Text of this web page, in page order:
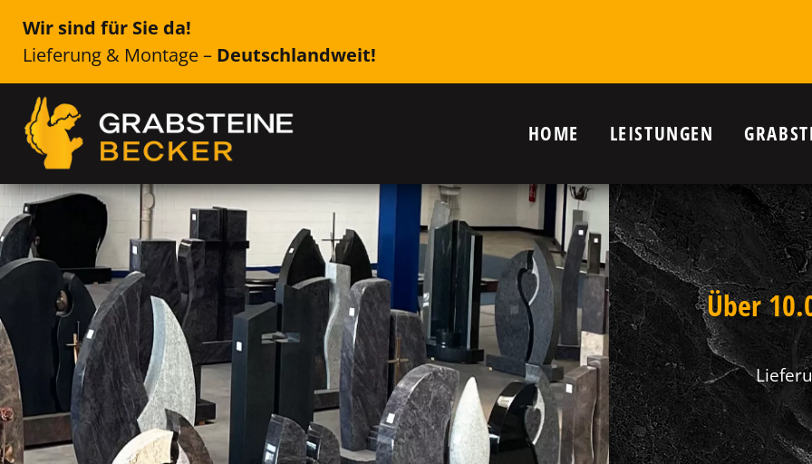
Wir sind für Sie da!
Lieferung & Montage – Deutschlandweit!
HOME LEISTUNGEN
Genau das Richtige für Ihr Grab in
Roßleben
Einzelsteine, Doppelsteine, Urnenanlagen,
Liegesteine, Findlinge, Kolumbarien, Grabschmuck
u.v.m.